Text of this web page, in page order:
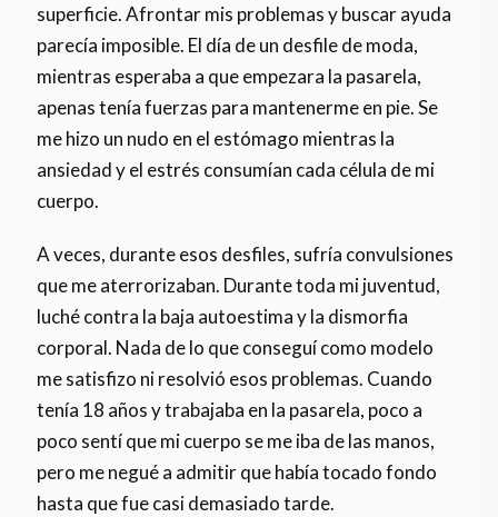
superficie. Afrontar mis problemas y buscar ayuda
parecía imposible. El día de un desfile de moda,
mientras esperaba a que empezara la pasarela,
apenas tenía fuerzas para mantenerme en pie. Se
me hizo un nudo en el estómago mientras la
ansiedad y el estrés consumían cada célula de mi
cuerpo.
A veces, durante esos desfiles, sufría convulsiones
que me aterrorizaban. Durante toda mi juventud,
luché contra la baja autoestima y la dismorfia
corporal. Nada de lo que conseguí como modelo
me satisfizo ni resolvió esos problemas. Cuando
tenía 18 años y trabajaba en la pasarela, poco a
poco sentí que mi cuerpo se me iba de las manos,
pero me negué a admitir que había tocado fondo
hasta que fue casi demasiado tarde.